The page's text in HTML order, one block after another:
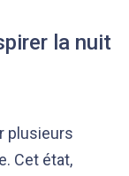
la nuit
plusieurs
Cet état,